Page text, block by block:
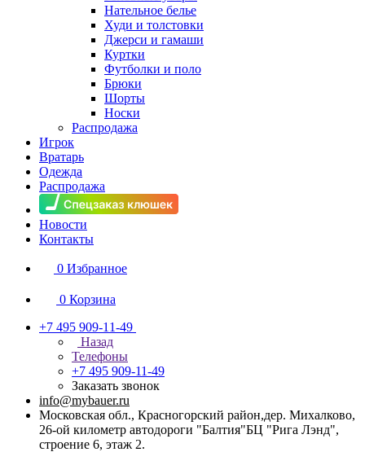
Нательное белье
Худи и толстовки
Джерси и гамаши
Куртки
Футболки и поло
Брюки
Шорты
Носки
Распродажа
Игрок
Вратарь
Одежда
Распродажа
Новости
Контакты
0 Избранное
0 Корзина
+7 495 909-11-49
Назад
Телефоны
+7 495 909-11-49
Заказать звонок
info@mybauer.ru
Московская обл., Красногорский район,дер. Михалково,
26-ой километр автодороги "Балтия"БЦ "Рига Лэнд",
строение 6, этаж 2.